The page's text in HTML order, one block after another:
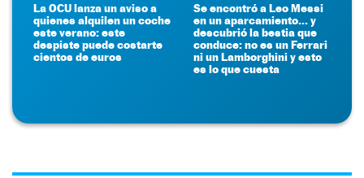
La OCU lanza un aviso a
quienes alquilen un coche
este verano: este
despiste puede costarte
cientos de euros
Se encontró a Leo Messi
en un aparcamiento... y
descubrió la bestia que
conduce: no es un Ferrari
ni un Lamborghini y esto
es lo que cuesta